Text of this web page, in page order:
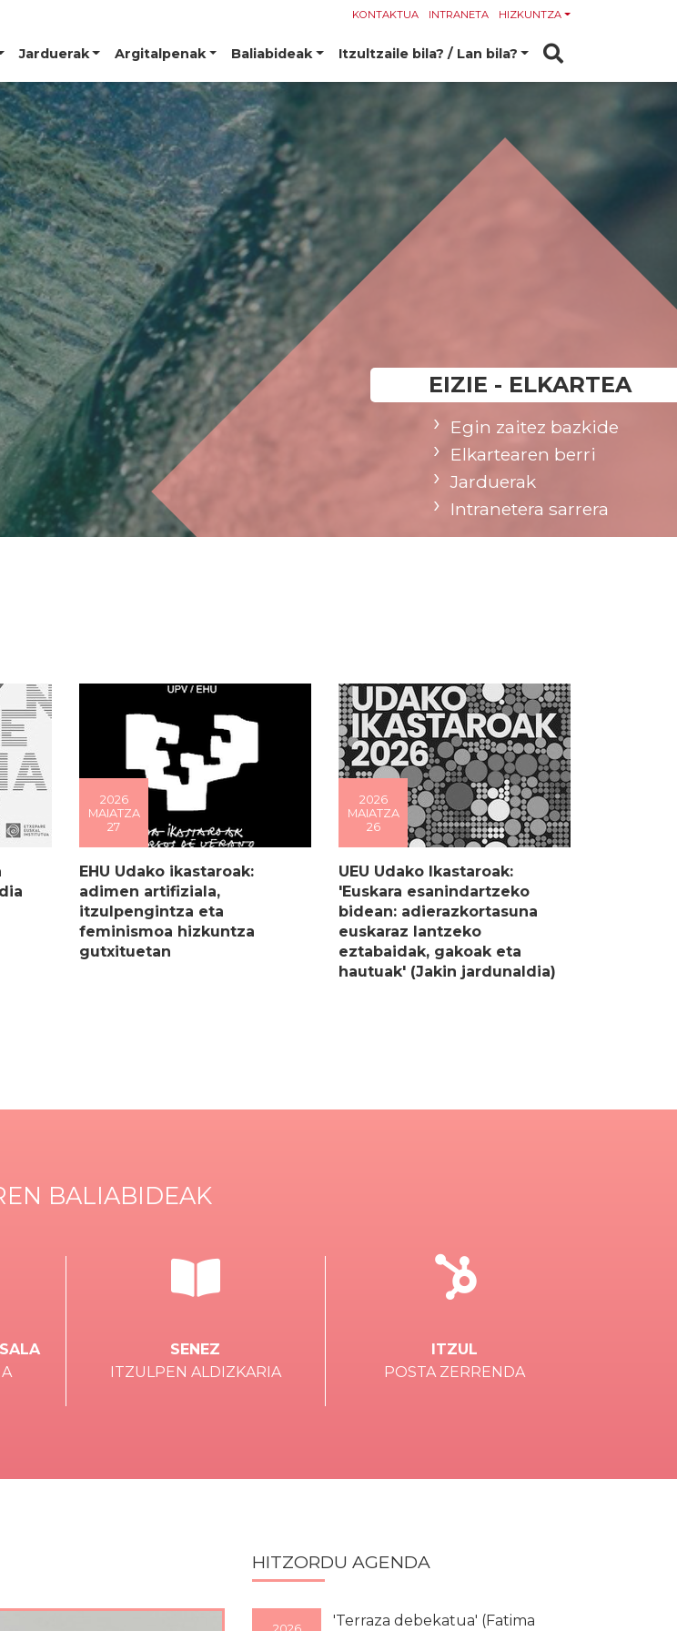
KONTAKTUA INTRANETA HIZKUNTZA
Jarduerak Argitalpenak Baliabideak Itzultzaile bila? / Lan bila?
EIZIE - ELKARTEA
Egin zaitez bazkide
Elkartearen berri
Jarduerak
Intranetera sarrera
2026
MAIATZA
27
EHU Udako ikastaroak:
adimen artifiziala,
itzulpengintza eta
feminismoa hizkuntza
gutxituetan
2026
MAIATZA
26
UEU Udako Ikastaroak:
'Euskara esanindartzeko
bidean: adierazkortasuna
euskaraz lantzeko
eztabaidak, gakoak eta
hautuak' (Jakin jardunaldia)
BALIABIDEAK
SENEZ
ITZULPEN ALDIZKARIA
ITZUL
POSTA ZERRENDA
HITZORDU AGENDA
'Terraza debekatua' (Fatima